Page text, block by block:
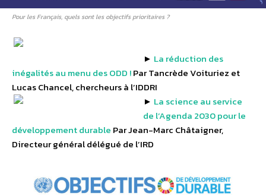
Pour les Français, quels sont les objectifs prioritaires ?
► La réduction des
inégalités au menu des ODD !Par Tancrède Voituriez et
Lucas Chancel, chercheurs à l’IDDRI
► La science au service
de l’Agenda 2030 pour le
développement durable Par Jean-Marc Châtaigner,
Directeur général délégué de l’IRD